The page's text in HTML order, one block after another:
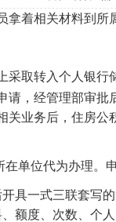
拿着相关材料到所
采取转入个人银行
请，经管理部审
关业务后，住房
在单位代为办理
开具一式三联套写
、额度、次数、个